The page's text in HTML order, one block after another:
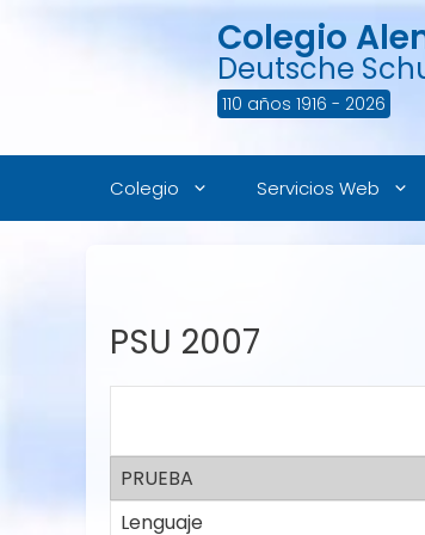
Colegio
Deutsche
110 años 1916 - 2026
Colegio Servicios Web
PSU 2007
PRUEBA
Lenguaje